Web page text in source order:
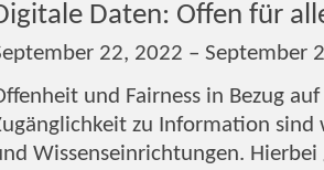
Daten: Offen für
22, 2022 – September
und Fairness in Bezug
zu Information
Wissenseinrichtungen.